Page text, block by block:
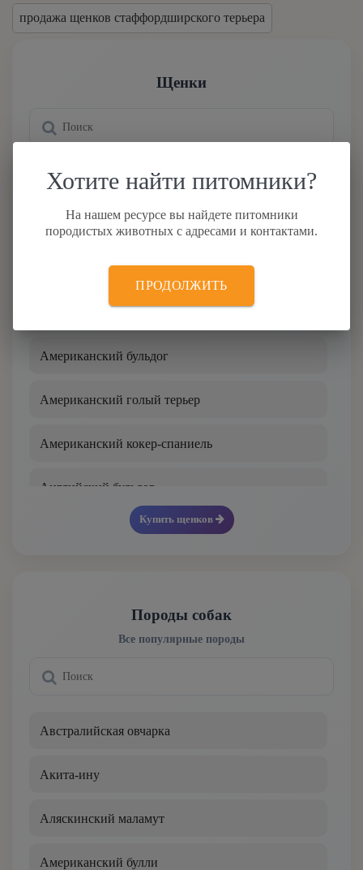
Хотите найти питомники?
На нашем ресурсе вы найдете питомники
породистых животных с адресами и контактами.
ПРОДОЛЖИТЬ
Щенки
Австралийская овчарка
Аляскинский маламут
Американский булли
Американский бульдог
Американский голый терьер
Американский кокер-спаниель
Английский бульдог
Английский кокер-спаниель
Английский сеттер
Купить щенков
Породы собак
Все популярные породы
Австралийская овчарка
Акита-ину
Аляскинский маламут
Американский булли
продажа щенков стаффордширского терьера